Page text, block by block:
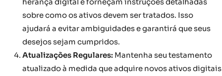
sobre como os ativos devem ser tratados. Isso
ajudará a evitar ambiguidades e garantirá que seus
desejos sejam cumpridos.
Atualizações Regulares: Mantenha seu testamento
atualizado à medida que adquire novos ativos digitais